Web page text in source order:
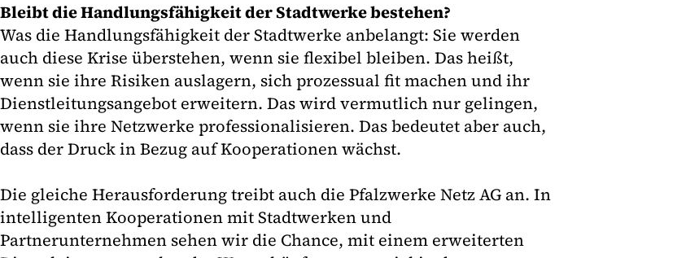
Bleibt die Handlungsfähigkeit der Stadtwerke bestehen?
Was die Handlungsfähigkeit der Stadtwerke anbelangt: Sie werden
auch diese Krise überstehen, wenn sie flexibel bleiben. Das heißt,
wenn sie ihre Risiken auslagern, sich prozessual fit machen und ihr
Dienstleitungsangebot erweitern. Das wird vermutlich nur gelingen,
wenn sie ihre Netzwerke professionalisieren. Das bedeutet aber auch,
dass der Druck in Bezug auf Kooperationen wächst.
Die gleiche Herausforderung treibt auch die Pfalzwerke Netz AG an. In
intelligenten Kooperationen mit Stadtwerken und
Partnerunternehmen sehen wir die Chance, mit einem erweiterten